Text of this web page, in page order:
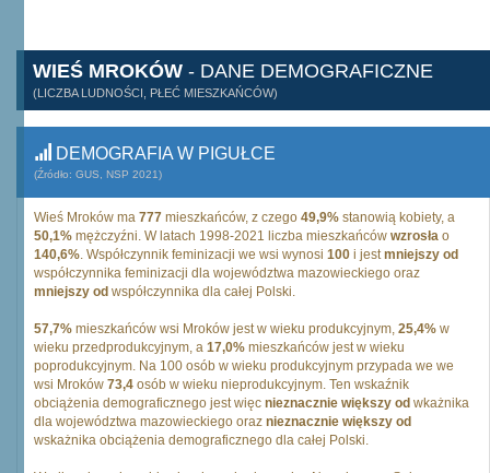
WIEŚ MROKÓW - DANE DEMOGRAFICZNE
(LICZBA LUDNOŚCI, PŁEĆ MIESZKAŃCÓW)
DEMOGRAFIA W PIGUŁCE
(Źródło: GUS, NSP 2021)
Wieś Mroków ma 777 mieszkańców, z czego 49,9% stanowią kobiety, a
50,1% mężczyźni. W latach 1998-2021 liczba mieszkańców wzrosła o
140,6%. Współczynnik feminizacji we wsi wynosi 100 i jestmniejszy od
współczynnika feminizacji dla województwa mazowieckiego oraz
mniejszy od współczynnika dla całej Polski.
57,7% mieszkańców wsi Mroków jest w wieku produkcyjnym, 25,4% w
wieku przedprodukcyjnym, a 17,0% mieszkańców jest w wieku
poprodukcyjnym. Na 100 osób w wieku produkcyjnym przypada we we
wsi Mroków 73,4 osób w wieku nieprodukcyjnym. Ten wskaźnik
obciążenia demograficznego jest więc nieznacznie większy od wkażnika
dla województwa mazowieckiego oraz nieznacznie większy od
wskażnika obciążenia demograficznego dla całej Polski.